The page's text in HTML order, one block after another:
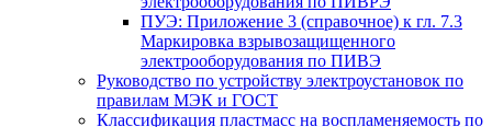
ПУЭ: Приложение 3 (справочное) к гл. 7.3
Маркировка взрывозащищенного
электрооборудования по ПИВЭ
Руководство по устройству электроустановок по
правилам МЭК и ГОСТ
Классификация пластмасс на воспламеняемость по